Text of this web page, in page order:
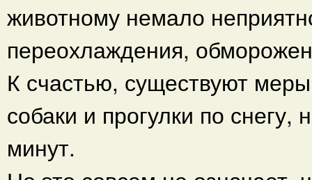
животному немало
переохлаждения,
К счастью, существуют
собаки и прогулки по
минут.